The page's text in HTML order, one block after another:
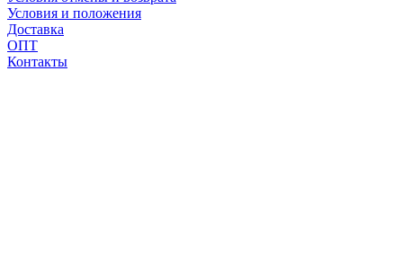
Условия и положения
Доставка
ОПТ
Контакты